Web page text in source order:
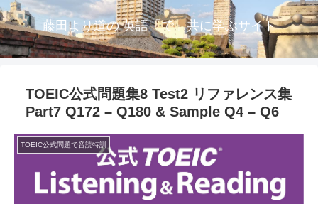
藤田より道の 英語「で」共に学ぶサイト
TOEIC公式問題集8 Test2 リファレンス集
Part7 Q172 – Q180 & Sample Q4 – Q6
TOEIC公式問題で音読特訓